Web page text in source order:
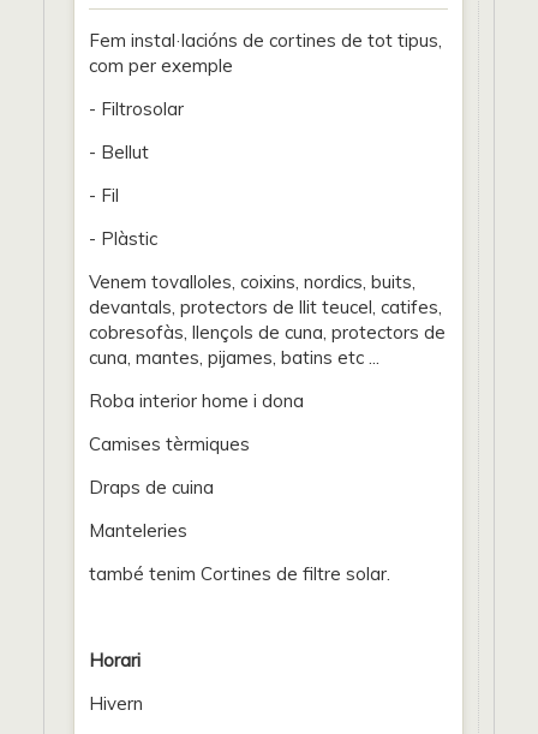
Fem instal·lacións de cortines de tot tipus,
com per exemple
- Filtrosolar
- Bellut
- Fil
- Plàstic
Venem tovalloles, coixins, nordics, buits,
devantals, protectors de llit teucel, catifes,
cobresofàs, llençols de cuna, protectors de
cuna, mantes, pijames, batins etc ...
Roba interior home i dona
Camises tèrmiques
Draps de cuina
Manteleries
també tenim Cortines de filtre solar.
Horari
Hivern